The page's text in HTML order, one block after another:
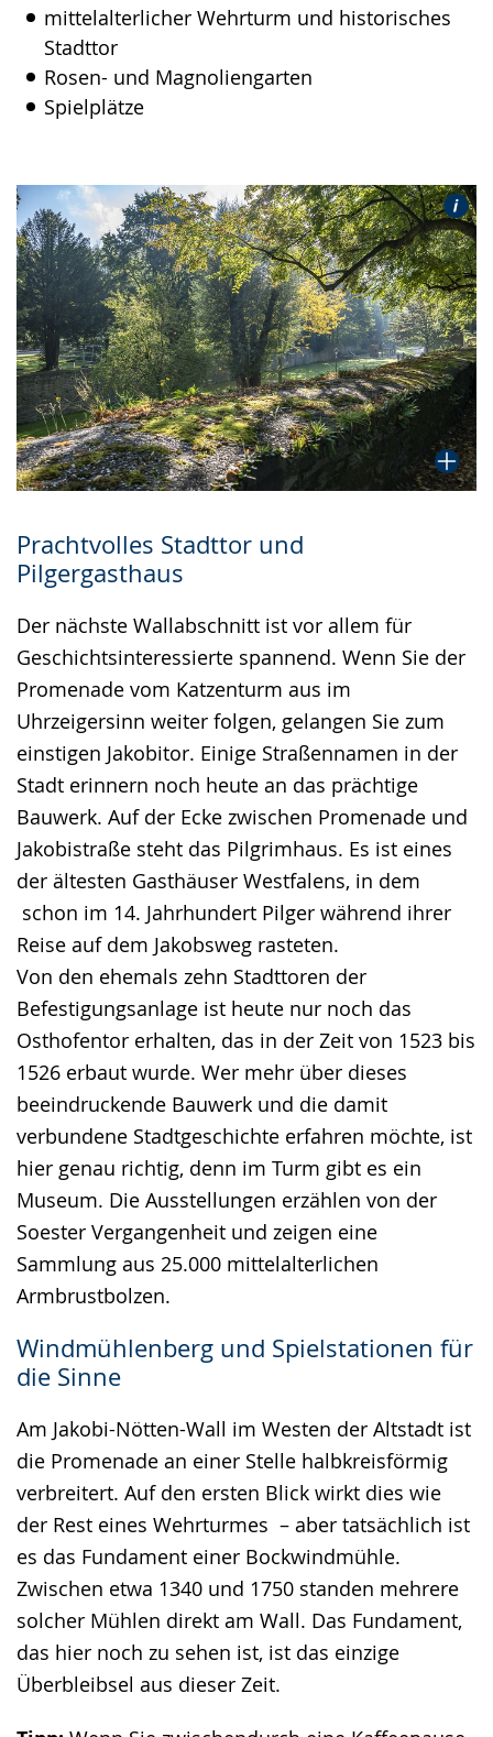
mittelalterlicher Wehrturm und historisches
Stadttor
Rosen- und Magnoliengarten
Spielplätze
Prachtvolles Stadttor und
Pilgergasthaus
Der nächste Wallabschnitt ist vor allem für
Geschichtsinteressierte spannend. Wenn Sie der
Promenade vom Katzenturm aus im
Uhrzeigersinn weiter folgen, gelangen Sie zum
einstigen Jakobitor. Einige Straßennamen in der
Stadt erinnern noch heute an das prächtige
Bauwerk. Auf der Ecke zwischen Promenade und
Jakobistraße steht das Pilgrimhaus. Es ist eines
der ältesten Gasthäuser Westfalens, in dem
schon im 14. Jahrhundert Pilger während ihrer
Reise auf dem Jakobsweg rasteten.
Von den ehemals zehn Stadttoren der
Befestigungsanlage ist heute nur noch das
Osthofentor erhalten, das in der Zeit von 1523 bis
1526 erbaut wurde. Wer mehr über dieses
beeindruckende Bauwerk und die damit
verbundene Stadtgeschichte erfahren möchte, ist
hier genau richtig, denn im Turm gibt es ein
Museum. Die Ausstellungen erzählen von der
Soester Vergangenheit und zeigen eine
Sammlung aus 25.000 mittelalterlichen
Armbrustbolzen.
Windmühlenberg und Spielstationen für
die Sinne
Am Jakobi-Nötten-Wall im Westen der Altstadt ist
die Promenade an einer Stelle halbkreisförmig
verbreitert. Auf den ersten Blick wirkt dies wie
der Rest eines Wehrturmes – aber tatsächlich ist
es das Fundament einer Bockwindmühle.
Zwischen etwa 1340 und 1750 standen mehrere
solcher Mühlen direkt am Wall. Das Fundament,
das hier noch zu sehen ist, ist das einzige
Überbleibsel aus dieser Zeit.